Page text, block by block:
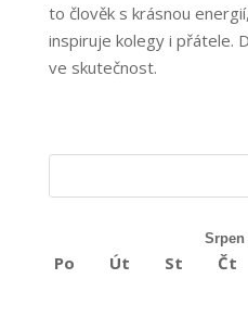
to člověk s krásnou
inspiruje kolegy i přátele.
ve skutečnost.
Srpen
Po Út St Čt